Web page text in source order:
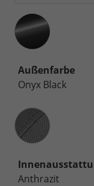
Außenfarbe
Onyx Black
Innenausstattung
Anthrazit